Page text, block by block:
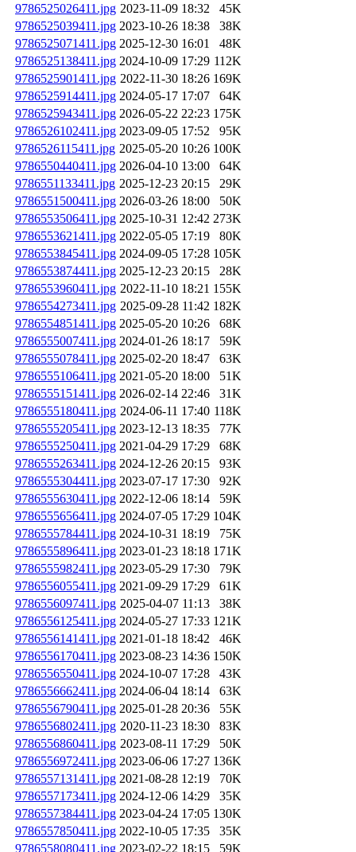
9786525026411.jpg 2023-11-09 18:32
45K
9786525039411.jpg 2023-10-26 18:38
38K
9786525071411.jpg 2025-12-30 16:01
48K
9786525138411.jpg 2024-10-09 17:29 112K
9786525901411.jpg 2022-11-30 18:26 169K
9786525914411.jpg 2024-05-17 17:07
64K
9786525943411.jpg 2026-05-22 22:23 175K
9786526102411.jpg 2023-09-05 17:52
95K
9786526115411.jpg 2025-05-20 10:26 100K
9786550440411.jpg 2026-04-10 13:00
64K
9786551133411.jpg 2025-12-23 20:15
29K
9786551500411.jpg 2026-03-26 18:00
50K
9786553506411.jpg 2025-10-31 12:42 273K
9786553621411.jpg 2022-05-05 17:19
80K
9786553845411.jpg 2024-09-05 17:28 105K
9786553874411.jpg 2025-12-23 20:15
28K
9786553960411.jpg 2022-11-10 18:21 155K
9786554273411.jpg 2025-09-28 11:42 182K
9786554851411.jpg 2025-05-20 10:26
68K
9786555007411.jpg 2024-01-26 18:17
59K
9786555078411.jpg 2025-02-20 18:47
63K
9786555106411.jpg 2021-05-20 18:00
51K
9786555151411.jpg 2026-02-14 22:46
31K
9786555180411.jpg 2024-06-11 17:40 118K
9786555205411.jpg 2023-12-13 18:35
77K
9786555250411.jpg 2021-04-29 17:29
68K
9786555263411.jpg 2024-12-26 20:15
93K
9786555304411.jpg 2023-07-17 17:30
92K
9786555630411.jpg 2022-12-06 18:14
59K
9786555656411.jpg 2024-07-05 17:29 104K
9786555784411.jpg 2024-10-31 18:19
75K
9786555896411.jpg 2023-01-23 18:18 171K
9786555982411.jpg 2023-05-29 17:30
79K
9786556055411.jpg 2021-09-29 17:29
61K
9786556097411.jpg 2025-04-07 11:13
38K
9786556125411.jpg 2024-05-27 17:33 121K
9786556141411.jpg 2021-01-18 18:42
46K
9786556170411.jpg 2023-08-23 14:36 150K
9786556550411.jpg 2024-10-07 17:28
43K
9786556662411.jpg 2024-06-04 18:14
63K
9786556790411.jpg 2025-01-28 20:36
55K
9786556802411.jpg 2020-11-23 18:30
83K
9786556860411.jpg 2023-08-11 17:29
50K
9786556972411.jpg 2023-06-06 17:27 136K
9786557131411.jpg 2021-08-28 12:19
70K
9786557173411.jpg 2024-12-06 14:29
35K
9786557384411.jpg 2023-04-24 17:05 130K
9786557850411.jpg 2022-10-05 17:35
35K
9786558080411.jpg 2023-02-22 18:15
59K